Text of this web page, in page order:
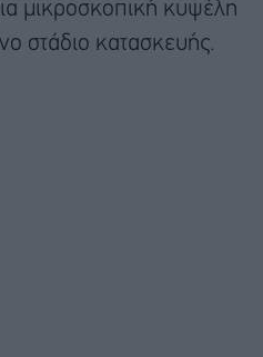
μικροσκοπική κυψέλη
στάδιο κατασκευής.